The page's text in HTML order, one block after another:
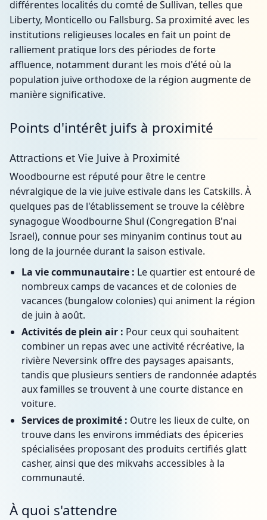
différentes localités du comté de Sullivan, telles que
Liberty, Monticello ou Fallsburg. Sa proximité avec les
institutions religieuses locales en fait un point de
ralliement pratique lors des périodes de forte
affluence, notamment durant les mois d'été où la
population juive orthodoxe de la région augmente de
manière significative.
Points d'intérêt juifs à proximité
Attractions et Vie Juive à Proximité
Woodbourne est réputé pour être le centre
névralgique de la vie juive estivale dans les Catskills. À
quelques pas de l'établissement se trouve la célèbre
synagogue Woodbourne Shul (Congregation B'nai
Israel), connue pour ses minyanim continus tout au
long de la journée durant la saison estivale.
La vie communautaire : Le quartier est entouré de
nombreux camps de vacances et de colonies de
vacances (bungalow colonies) qui animent la région
de juin à août.
Activités de plein air : Pour ceux qui souhaitent
combiner un repas avec une activité récréative, la
rivière Neversink offre des paysages apaisants,
tandis que plusieurs sentiers de randonnée adaptés
aux familles se trouvent à une courte distance en
voiture.
Services de proximité : Outre les lieux de culte, on
trouve dans les environs immédiats des épiceries
spécialisées proposant des produits certifiés glatt
casher, ainsi que des mikvahs accessibles à la
communauté.
À quoi s'attendre